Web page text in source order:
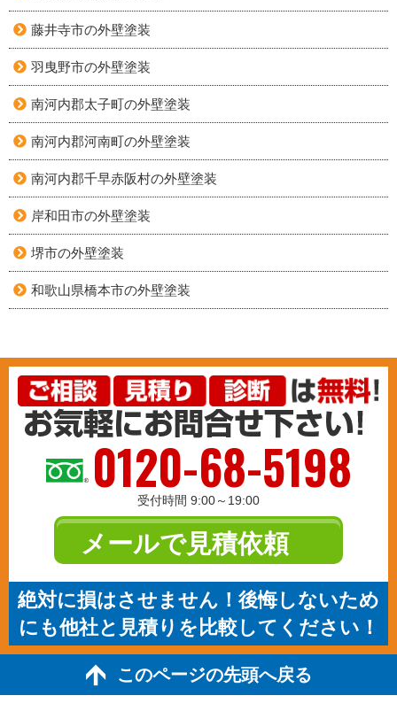
藤井寺市の外壁塗装
羽曳野市の外壁塗装
南河内郡太子町の外壁塗装
南河内郡河南町の外壁塗装
南河内郡千早赤阪村の外壁塗装
岸和田市の外壁塗装
堺市の外壁塗装
和歌山県橋本市の外壁塗装
0120-68-5198
受付時間 9:00～19:00
メールで見積依頼
絶対に損はさせません！後悔しないため
にも他社と見積りを比較してください！
このページの先頭へ戻る